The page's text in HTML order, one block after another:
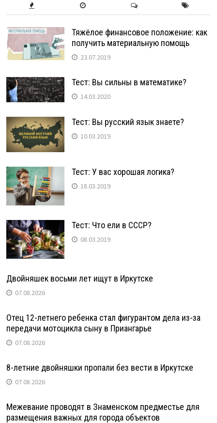
Тяжёлое финансовое положение: как
получить материальную помощь
23.07.2019
Тест: Вы сильны в математике?
14.03.2020
Тест: Вы русский язык знаете?
10.03.2019
Тест: У вас хорошая логика?
18.03.2019
Тест: Что ели в СССР?
08.03.2019
Двойняшек восьми лет ищут в Иркутске
07.08.2026
Отец 12-летнего ребенка стал фигурантом дела из-за
передачи мотоцикла сыну в Приангарье
07.08.2026
8-летние двойняшки пропали без вести в Иркутске
07.08.2026
Межевание проводят в Знаменском предместье для
размещения важных для города объектов